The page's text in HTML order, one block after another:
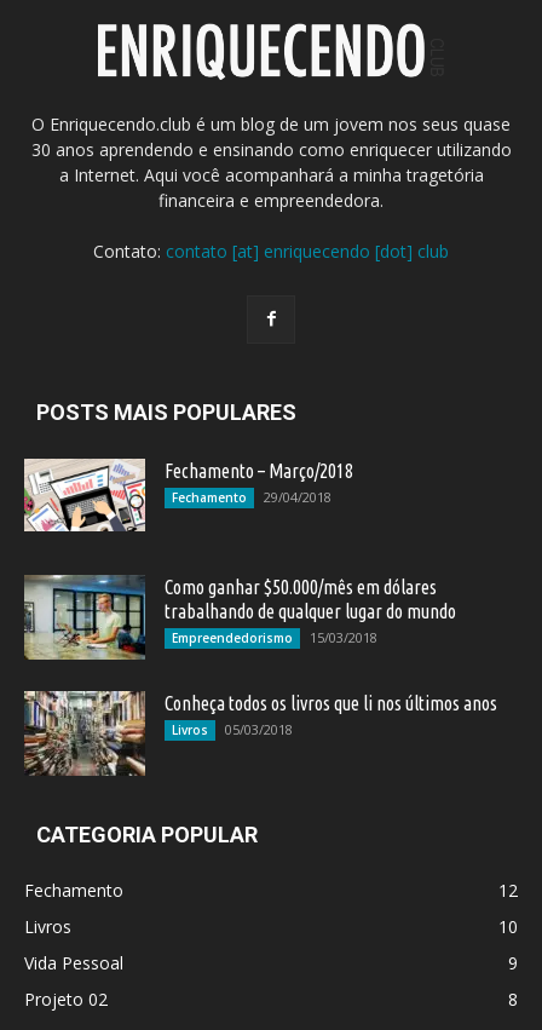
O Enriquecendo.club é um blog de um jovem nos seus quase
30 anos aprendendo e ensinando como enriquecer utilizando
a Internet. Aqui você acompanhará a minha tragetória
financeira e empreendedora.
Contato: contato [at] enriquecendo [dot] club
POSTS MAIS POPULARES
Fechamento – Março/2018
Fechamento 29/04/2018
Como ganhar $50.000/mês em dólares
trabalhando de qualquer lugar do mundo
Empreendedorismo 15/03/2018
Conheça todos os livros que li nos últimos anos
Livros 05/03/2018
CATEGORIA POPULAR
Fechamento
12
Livros
10
Vida Pessoal
9
Projeto 02
8